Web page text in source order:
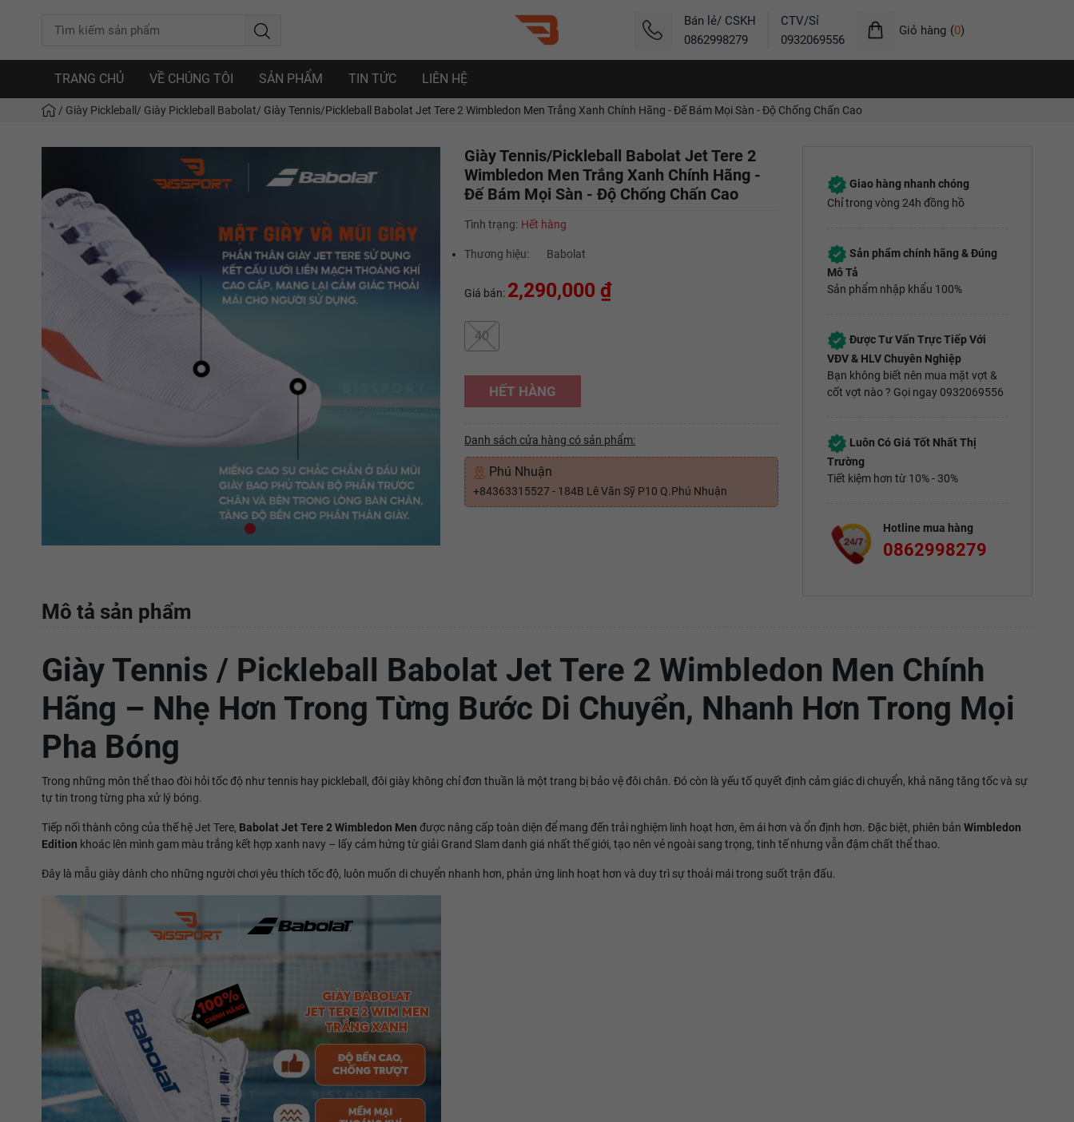
Bán lẻ/ CSKH
0862998279
CTV/Sỉ
0932069556
Giỏ hàng (0)
TRANG CHỦ VỀ CHÚNG TÔI SẢN PHẨM TIN TỨC LIÊN HỆ
/ Giày Pickleball / Giày Pickleball Babolat/ Giày Tennis/Pickleball Babolat Jet Tere 2 Wimbledon Men Trắng Xanh Chính Hãng - Đế Bám Mọi Sàn - Độ Chống Chấn Cao
Giày Tennis/Pickleball Babolat Jet Tere 2
Wimbledon Men Trắng Xanh Chính Hãng -
Đế Bám Mọi Sàn - Độ Chống Chấn Cao
Tình trạng: Hết hàng
Thương hiệu: Babolat
Giá bán: 2,290,000 ₫
40
HẾT HÀNG
Danh sách cửa hàng có sản phẩm:
Phú Nhuận
+84363315527 - 184B Lê Văn Sỹ P10 Q.Phú Nhuận
Giao hàng nhanh chóng
Chỉ trong vòng 24h đồng hồ
Sản phẩm chính hãng & Đúng
Mô Tả
Sản phẩm nhập khẩu 100%
Được Tư Vấn Trực Tiếp Với
VĐV & HLV Chuyên Nghiệp
Bạn không biết nên mua mặt vợt &
cốt vợt nào ? Gọi ngay 0932069556
Luôn Có Giá Tốt Nhất Thị
Trường
Tiết kiệm hơn từ 10% - 30%
Hotline mua hàng
0862998279
Mô tả sản phẩm
Giày Tennis / Pickleball Babolat Jet Tere 2 Wimbledon Men Chính
Hãng – Nhẹ Hơn Trong Từng Bước Di Chuyển, Nhanh Hơn Trong Mọi
Pha Bóng
Trong những môn thể thao đòi hỏi tốc độ như tennis hay pickleball, đôi giày không chỉ đơn thuần là một trang bị bảo vệ đôi chân. Đó còn là yếu tố quyết định cảm giác di chuyển, khả năng tăng tốc và sự
tự tin trong từng pha xử lý bóng.
Tiếp nối thành công của thế hệ Jet Tere, Babolat Jet Tere 2 Wimbledon Men được nâng cấp toàn diện để mang đến trải nghiệm linh hoạt hơn, êm ái hơn và ổn định hơn. Đặc biệt, phiên bản Wimbledon
Edition khoác lên mình gam màu trắng kết hợp xanh navy – lấy cảm hứng từ giải Grand Slam danh giá nhất thế giới, tạo nên vẻ ngoài sang trọng, tinh tế nhưng vẫn đậm chất thể thao.
Đây là mẫu giày dành cho những người chơi yêu thích tốc độ, luôn muốn di chuyển nhanh hơn, phản ứng linh hoạt hơn và duy trì sự thoải mái trong suốt trận đấu.